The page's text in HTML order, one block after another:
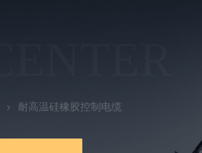
耐高温硅橡胶控制电缆